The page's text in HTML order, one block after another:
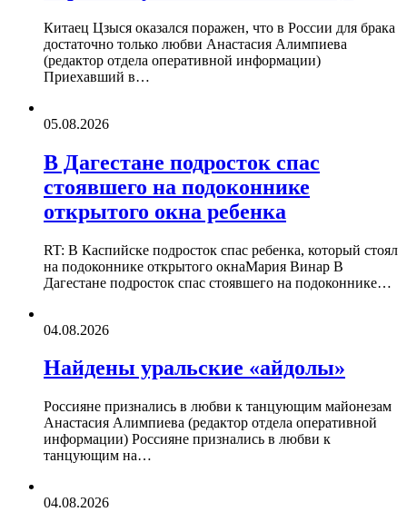
Китаец Цзыся оказался поражен, что в России для брака
достаточно только любви Анастасия Алимпиева
(редактор отдела оперативной информации)
Приехавший в…
05.08.2026
В Дагестане подросток спас
стоявшего на подоконнике
открытого окна ребенка
RT: В Каспийске подросток спас ребенка, который стоял
на подоконнике открытого окнаМария Винар В
Дагестане подросток спас стоявшего на подоконнике…
04.08.2026
Найдены уральские «айдолы»
Россияне признались в любви к танцующим майонезам
Анастасия Алимпиева (редактор отдела оперативной
информации) Россияне признались в любви к
танцующим на…
04.08.2026